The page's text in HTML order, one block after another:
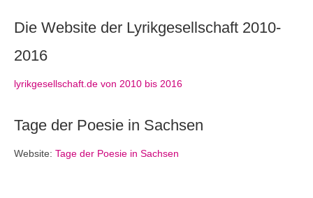
Die Website der Lyrikgesellschaft 2010-
2016
lyrikgesellschaft.de von 2010 bis 2016
Tage der Poesie in Sachsen
Website: Tage der Poesie in Sachsen